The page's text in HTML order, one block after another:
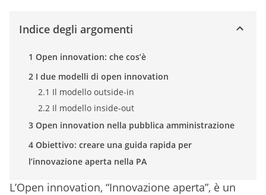
Indice degli argomenti
1 Open innovation: che cos’è
2 I due modelli di open innovation
2.1 Il modello outside-in
2.2 Il modello inside-out
3 Open innovation nella pubblica amministrazione
4 Obiettivo: creare una guida rapida per
l’innovazione aperta nella PA
L’Open innovation, “Innovazione aperta”, è un